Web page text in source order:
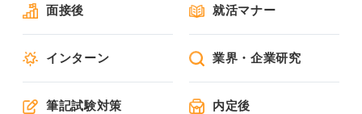
面接後 就活マナー
インターン 業界・企業研究
筆記試験対策 内定後